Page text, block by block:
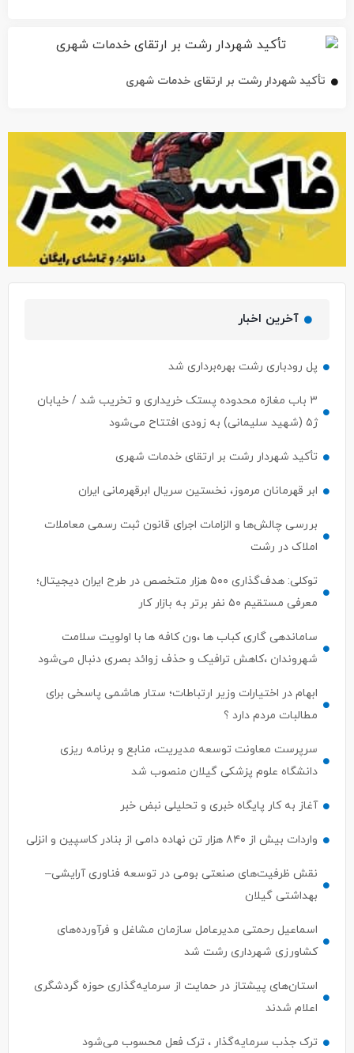
تأکید شهردار رشت بر ارتقای خدمات شهری
آخرین اخبار
پل رودباری رشت بهره‌برداری شد
۳ باب مغازه محدوده پستک خریداری و تخریب شد / خیابان
ژ۵ (شهید سلیمانی) به زودی افتتاح می‌شود
تأکید شهردار رشت بر ارتقای خدمات شهری
ابر قهرمانان مرموز، نخستین سریال ابرقهرمانی ایران
بررسی چالش‌ها و الزامات اجرای قانون ثبت رسمی معاملات
املاک در رشت
توکلی: هدف‌گذاری ۵۰۰ هزار متخصص در طرح ایران دیجیتال؛
معرفی مستقیم ۵۰ نفر برتر به بازار کار
ساماندهی گاری کباب ها ،ون کافه ها با اولویت سلامت
شهروندان ،کاهش ترافیک و حذف زوائد بصری دنبال می‌شود
ابهام در اختیارات وزیر ارتباطات؛ ستار هاشمی پاسخی برای
مطالبات مردم دارد ؟
سرپرست معاونت توسعه مدیریت، منابع و برنامه ریزی
دانشگاه علوم پزشکی گیلان منصوب شد
آغاز به کار پایگاه خبری و تحلیلی نبض خبر
واردات بیش از ۸۴۰ هزار تن نهاده دامی از بنادر كاسپین و انزلی
نقش ظرفیت‌های صنعتی بومی در توسعه فناوری آرایشی–
بهداشتی گیلان
اسماعیل رحمتی مدیرعامل سازمان مشاغل و فرآورده‌های
کشاورزی شهرداری رشت شد
استان‌های پیشتاز در حمایت از سرمایه‌گذاری حوزه گردشگری
اعلام شدند
ترک جذب سرمایه‌گذار ، ترک فعل محسوب می‌شود